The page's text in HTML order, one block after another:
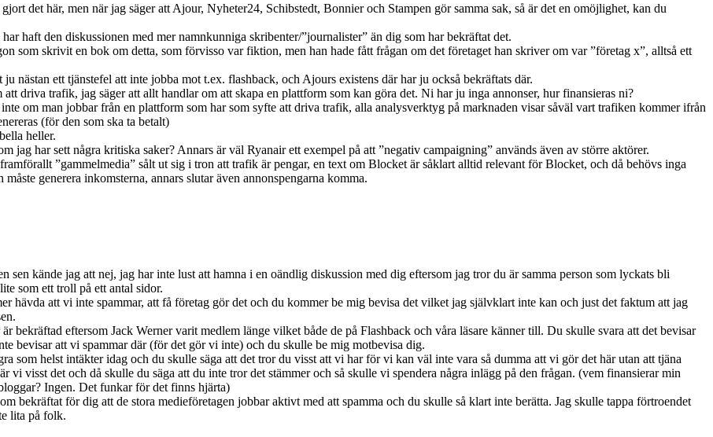
det här, men när jag säger att Ajour, Nyheter24, Schibstedt, Bonnier och Stampen gör samma sak, så är det en omöjlighet, kan du
haft den diskussionen med mer namnkunniga skribenter/”journalister” än dig som har bekräftat det.
som skrivit en bok om detta, som förvisso var fiktion, men han hade fått frågan om det företaget han skriver om var ”företag x”, alltså ett
nästan ett tjänstefel att inte jobba mot t.ex. flashback, och Ajours existens där har ju också bekräftats där.
driva trafik, jag säger att allt handlar om att skapa en plattform som kan göra det. Ni har ju inga annonser, hur finansieras ni?
om man jobbar från en plattform som har som syfte att driva trafik, alla analysverktyg på marknaden visar såväl vart trafiken kommer ifrån
(för den som ska ta betalt)
heller.
jag har sett några kritiska saker? Annars är väl Ryanair ett exempel på att ”negativ campaigning” används även av större aktörer.
”gammelmedia” sålt ut sig i tron att trafik är pengar, en text om Blocket är såklart alltid relevant för Blocket, och då behövs inga
generera inkomsterna, annars slutar även annonspengarna komma.
sen kände jag att nej, jag har inte lust att hamna i en oändlig diskussion med dig eftersom jag tror du är samma person som lyckats bli
som ett troll på ett antal sidor.
hävda att vi inte spammar, att få företag gör det och du kommer be mig bevisa det vilket jag självklart inte kan och just det faktum att jag
bekräftad eftersom Jack Werner varit medlem länge vilket både de på Flashback och våra läsare känner till. Du skulle svara att det bevisar
bevisar att vi spammar där (för det gör vi inte) och du skulle be mig motbevisa dig.
som helst intäkter idag och du skulle säga att det tror du visst att vi har för vi kan väl inte vara så dumma att vi gör det här utan att tjäna
vi visst det och då skulle du säga att du inte tror det stämmer och så skulle vi spendera några inlägg på den frågan. (vem finansierar min
Ingen. Det funkar för det finns hjärta)
bekräftat för dig att de stora medieföretagen jobbar aktivt med att spamma och du skulle så klart inte berätta. Jag skulle tappa förtroendet
lita på folk.